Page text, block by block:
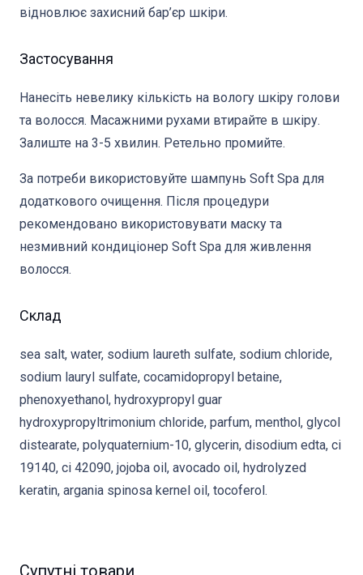
відновлює захисний бар’єр шкіри.
Застосування
Нанесіть невелику кількість на вологу шкіру голови
та волосся. Масажними рухами втирайте в шкіру.
Залиште на 3-5 хвилин. Ретельно промийте.
За потреби використовуйте шампунь Soft Spa для
додаткового очищення. Після процедури
рекомендовано використовувати маску та
незмивний кондиціонер Soft Spa для живлення
волосся.
Склад
sea salt, water, sodium laureth sulfate, sodium chloride,
sodium lauryl sulfate, cocamidopropyl betaine,
phenoxyethanol, hydroxypropyl guar
hydroxypropyltrimonium chloride, parfum, menthol, glycol
distearate, polyquaternium-10, glycerin, disodium edta, ci
19140, ci 42090, jojoba oil, avocado oil, hydrolyzed
keratin, argania spinosa kernel oil, tocoferol.
Супутні товари